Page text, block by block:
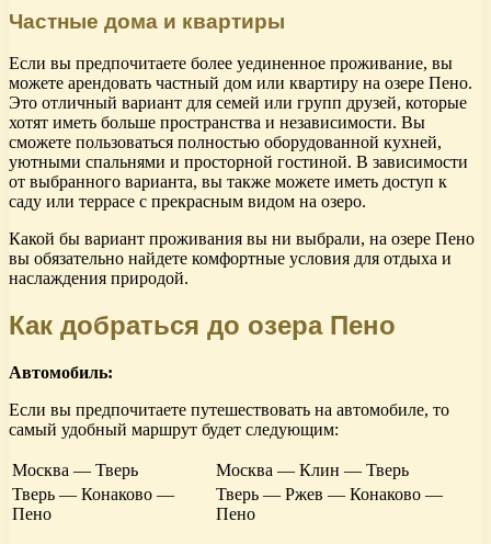
Частные дома и квартиры
Если вы предпочитаете более уединенное проживание, вы
можете арендовать частный дом или квартиру на озере Пено.
Это отличный вариант для семей или групп друзей, которые
хотят иметь больше пространства и независимости. Вы
сможете пользоваться полностью оборудованной кухней,
уютными спальнями и просторной гостиной. В зависимости
от выбранного варианта, вы также можете иметь доступ к
саду или террасе с прекрасным видом на озеро.
Какой бы вариант проживания вы ни выбрали, на озере Пено
вы обязательно найдете комфортные условия для отдыха и
наслаждения природой.
Как добраться до озера Пено
Автомобиль:
Если вы предпочитаете путешествовать на автомобиле, то
самый удобный маршрут будет следующим:
Москва — Тверь
Москва — Клин — Тверь
Тверь — Конаково —
Пено
Тверь — Ржев — Конаково —
Пено